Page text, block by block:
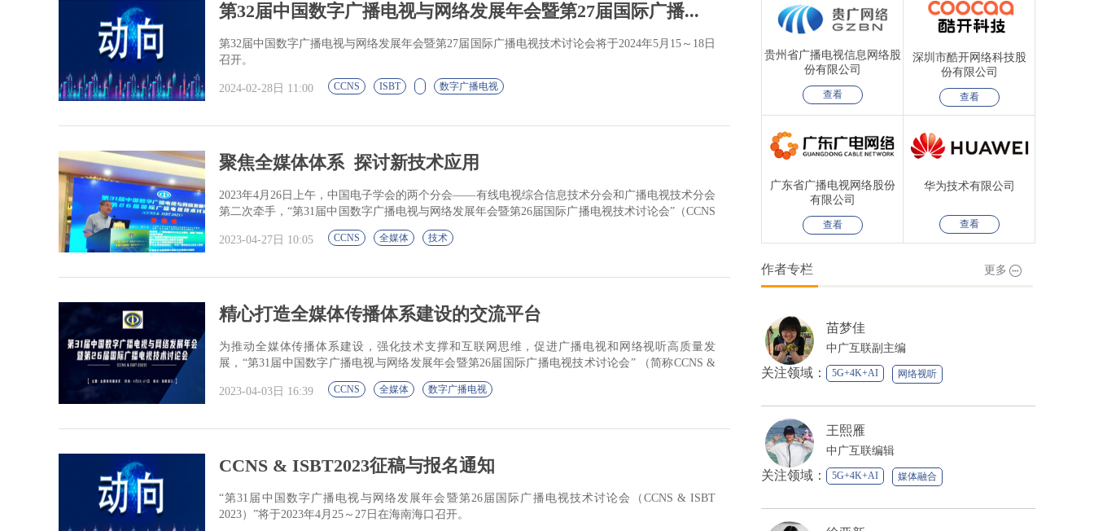
第32届中国数字广播电视与网络发展年会暨第27届国际广播...
第32届中国数字广播电视与网络发展年会暨第27届国际广播电视技术讨论会将于2024年5月15～18日
召开。
2024-02-28日 11:00 CCNS ISBT 数字广播电视
聚焦全媒体体系 探讨新技术应用
2023年4月26日上午，中国电子学会的两个分会——有线电视综合信息技术分会和广播电视技术分会
第二次牵手，“第31届中国数字广播电视与网络发展年会暨第26届国际广播电视技术讨论会”（CCNS
2023-04-27日 10:05
CCNS 全媒体 技术
精心打造全媒体传播体系建设的交流平台
为推动全媒体传播体系建设，强化技术支撑和互联网思维，促进广播电视和网络视听高质量发
展，“第31届中国数字广播电视与网络发展年会暨第26届国际广播电视技术讨论会” （简称CCNS &
ISBT 2023）将于4月26日在海...
2023-04-03日 16:39
CCNS 全媒体 数字广播电视
CCNS & ISBT2023征稿与报名通知
“第31届中国数字广播电视与网络发展年会暨第26届国际广播电视技术讨论会（CCNS & ISBT
2023）”将于2023年4月25～27日在海南海口召开。
贵州省广播电视信息网络股
份有限公司
查看
深圳市酷开网络科技股
份有限公司
查看
广东省广播电视网络股份
有限公司
查看
华为技术有限公司
查看
作者专栏 更多
苗梦佳
中广互联副主编
关注领域： 5G+4K+AI 网络视听
媒体融合
王熙雁
中广互联编辑
关注领域： 5G+4K+AI 媒体融合